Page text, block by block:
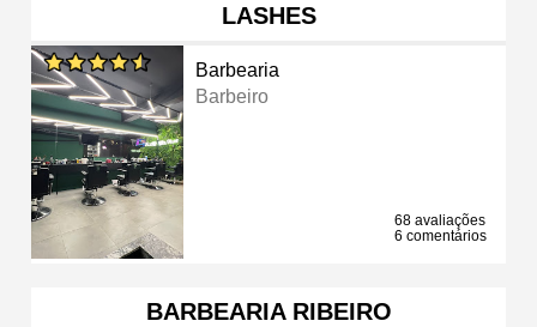
LASHES
Barbearia
Barbeiro
68 avaliações
6 comentários
BARBEARIA RIBEIRO